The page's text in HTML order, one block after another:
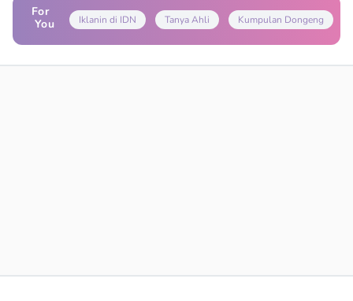
For
You
Iklanin di IDN Tanya Ahli Kumpulan Dongeng